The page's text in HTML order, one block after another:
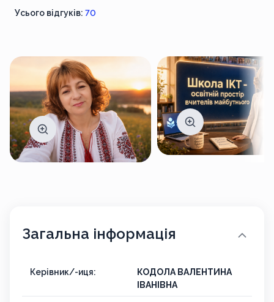
Усього відгуків: 70
Загальна інформація
Керівник/-иця:
КОДОЛА ВАЛЕНТИНА
ІВАНІВНА